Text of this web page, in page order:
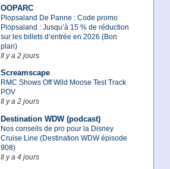
OOPARC
Plopsaland De Panne : Code promo
Plopsaland : Jusqu’à 15 % de réduction
sur les billets d’entrée en 2026 (Bon
plan)
Il y a 2 jours
Screamscape
RMC Shows Off Wild Moose Test Track
POV
Il y a 2 jours
Destination WDW (podcast)
Nos conseils de pro pour la Disney
Cruise Line (Destination WDW épisode
908)
Il y a 4 jours